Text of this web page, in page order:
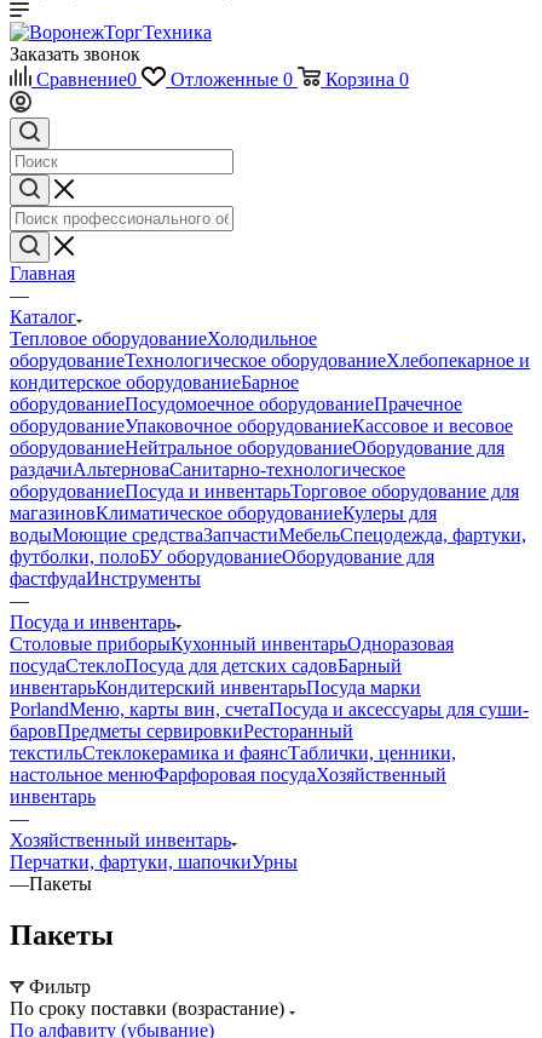
Заказать звонок
Сравнение0 Отложенные 0 Корзина 0
Главная
—
Каталог
Тепловое оборудованиеХолодильное
оборудованиеТехнологическое оборудованиеХлебопекарное и
кондитерское оборудованиеБарное
оборудованиеПосудомоечное оборудованиеПрачечное
оборудованиеУпаковочное оборудованиеКассовое и весовое
оборудованиеНейтральное оборудованиеОборудование для
раздачиАльтерноваСанитарно-технологическое
оборудованиеПосуда и инвентарьТорговое оборудование для
магазиновКлиматическое оборудованиеКулеры для
водыМоющие средстваЗапчастиМебельСпецодежда, фартуки,
футболки, полоБУ оборудованиеОборудование для
фастфудаИнструменты
—
Посуда и инвентарь
Столовые приборыКухонный инвентарьОдноразовая
посудаСтеклоПосуда для детских садовБарный
инвентарьКондитерский инвентарьПосуда марки
PorlandМеню, карты вин, счетаПосуда и аксессуары для суши-
баровПредметы сервировкиРесторанный
текстильСтеклокерамика и фаянсТаблички, ценники,
настольное менюФарфоровая посудаХозяйственный
инвентарь
—
Хозяйственный инвентарь
Перчатки, фартуки, шапочкиУрны
—Пакеты
Пакеты
Фильтр
По сроку поставки (возрастание)
По алфавиту (убывание)